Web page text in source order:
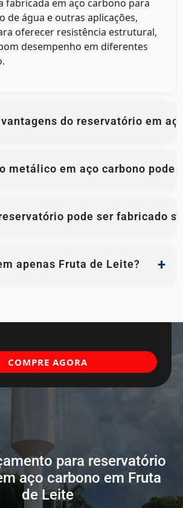
fabricada em aço carbono para
de água e outras aplicações,
oferecer resistência estrutural,
desempenho em diferentes
do reservatório em
metálico em aço carbono pode
pode ser fabricado
apenas Fruta de Leite?
para reservatório
aço carbono em Fruta
de Leite
COMPRE AGORA